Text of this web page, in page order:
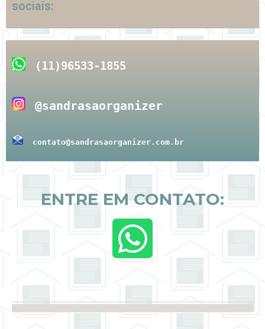
sociais:
(11)96533-1855
@sandrasaorganizer
contato@sandrasaorganizer.com.br
ENTRE EM CONTATO: